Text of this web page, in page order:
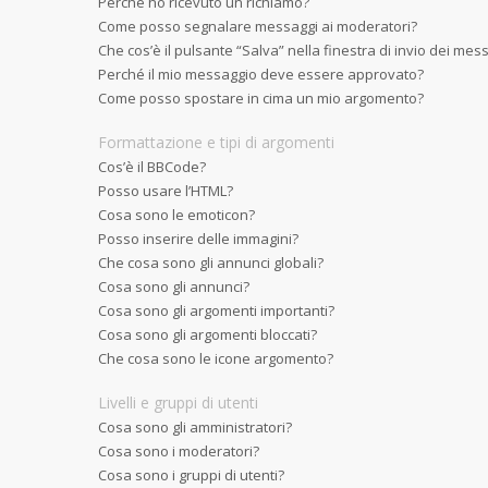
Come posso segnalare messaggi ai moderatori?
Che cos’è il pulsante “Salva” nella finestra di invio dei
Perché il mio messaggio deve essere approvato?
Come posso spostare in cima un mio argomento?
Formattazione e tipi di argomenti
Cos’è il BBCode?
Posso usare l’HTML?
Cosa sono le emoticon?
Posso inserire delle immagini?
Che cosa sono gli annunci globali?
Cosa sono gli annunci?
Cosa sono gli argomenti importanti?
Cosa sono gli argomenti bloccati?
Che cosa sono le icone argomento?
Livelli e gruppi di utenti
Cosa sono gli amministratori?
Cosa sono i moderatori?
Cosa sono i gruppi di utenti?